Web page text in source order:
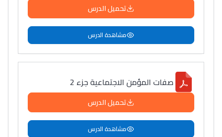
تحميل الدرس
مشاهدة الدرس
صفات المؤمن الاجتماعية جزء 2
تحميل الدرس
مشاهدة الدرس